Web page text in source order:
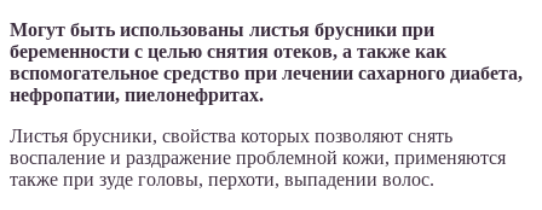
Могут быть использованы листья брусники при
беременности с целью снятия отеков, а также как
вспомогательное средство при лечении сахарного диабета,
нефропатии, пиелонефритах.
Листья брусники, свойства которых позволяют снять
воспаление и раздражение проблемной кожи, применяются
также при зуде головы, перхоти, выпадении волос.